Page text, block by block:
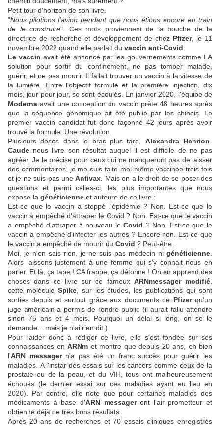
Petit tour d'horizon de son livre.
"Nous pilotions l'avion pendant que nous étions encore en train
de le construire". Ces mots proviennent de la bouche de la
directrice de recherche et développement de chez Pfizer, le 11
novembre 2022 quand elle parlait du vaccin anti-Covid
Le vaccin avait été annoncé par les gouvernements comme LA
solution pour sortir du confinement, ne pas tomber malade,
guérir, et ne pas mourir. Il fallait trouver un vaccin à la vitesse de
la lumière. Entre l'objectif formulé et la première injection, dix
mois, jour pour jour, se sont écoulés. En janvier 2020, l'équipe de
Moderna avait une conception du vaccin prête 48 heures après
que la séquence génomique ait été publié par les chinois. Le
premier vaccin candidat fut donc façonné 42 jours après avoir
trouvé la formule. Une révolution.
Plusieurs doses dans le bras plus tard, Alexandra Henrion-
Caude nous livre son résultat auquel il est difficile de ne pas
agréer. Je le précise pour ceux qui ne manqueront pas de laisser
des commentaires, je me suis faite moi-même vaccinée trois fois
et je ne suis pas uneAntivax . Mais on a le droit de se poser des
questions et parmi celles-ci, les plus importantes que nous
expose la généticienne et auteure de ce livre :
Est-ce que le vaccin a stoppé l'épidémie ? Non. Est-ce que le
vaccin a empêché d'attraper le Covid ? Non. Est-ce que le vaccin
a empêché d'attraper à nouveau leCovid ? Non. Est-ce que le
vaccin a empêché d'infecter les autres ? Encore non. Est-ce que
le vaccin a empêché de mourir du Covid ? Peut-être.
Moi, je n'en sais rien, je ne suis pas médecin ni généticienne
Alors laissons justement à une femme qui s'y connait nous en
parler. Et là, ça tape ! CA frappe, ça détonne ! On en apprend des
choses dans ce livre sur ce fameux ARNmessager modifié
cette molécule Spike, sur les études, les publications qui sont
sorties depuis et surtout grâce aux documents de Pfizerqu'un
juge américain a permis de rendre public (il aurait fallu attendre
sinon 75 ans et 4 mois. Pourquoi un délai si long, on se le
demande... mais je n'ai rien dit.)
Pour l'aider donc à rédiger ce livre, elle s'est fondée sur ses
connaissances en ARNm et montre que depuis 20 ans, eh bien
l'ARN messagern'a pas été un franc succès pour guérir les
maladies. A l'instar des essais sur les cancers comme ceux de la
prostate ou de la peau, et du VIH, tous ont malheureusement
échoués (le dernier essai sur ces maladies ayant eu lieu en
2020). Par contre, elle note que pour certaines maladies des
médicaments à base d'ARN messageront l'air prometteur et
obtienne déjà de très bons résultats.
Après 20 ans de recherches et 70 essais cliniques enregistrés